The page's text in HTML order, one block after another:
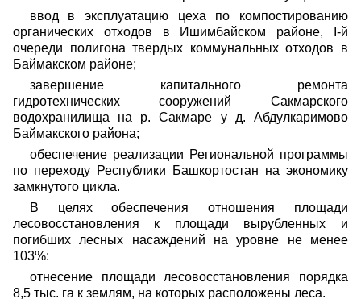
ввод в эксплуатацию цеха по компостированию
органических отходов в Ишимбайском районе, I-й
очереди полигона твердых коммунальных отходов в
Баймакском районе;
завершение капитального ремонта
гидротехнических сооружений Сакмарского
водохранилища на р. Сакмаре у д. Абдулкаримово
Баймакского района;
обеспечение реализации Региональной программы
по переходу Республики Башкортостан на экономику
замкнутого цикла.
В целях обеспечения отношения площади
лесовосстановления к площади вырубленных и
погибших лесных насаждений на уровне не менее
103%:
отнесение площади лесовосстановления порядка
8,5 тыс. га к землям, на которых расположены леса.